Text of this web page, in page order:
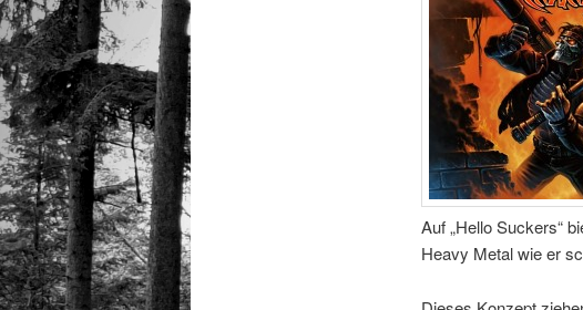
Auf „Hello Suckers“
Heavy Metal wie er